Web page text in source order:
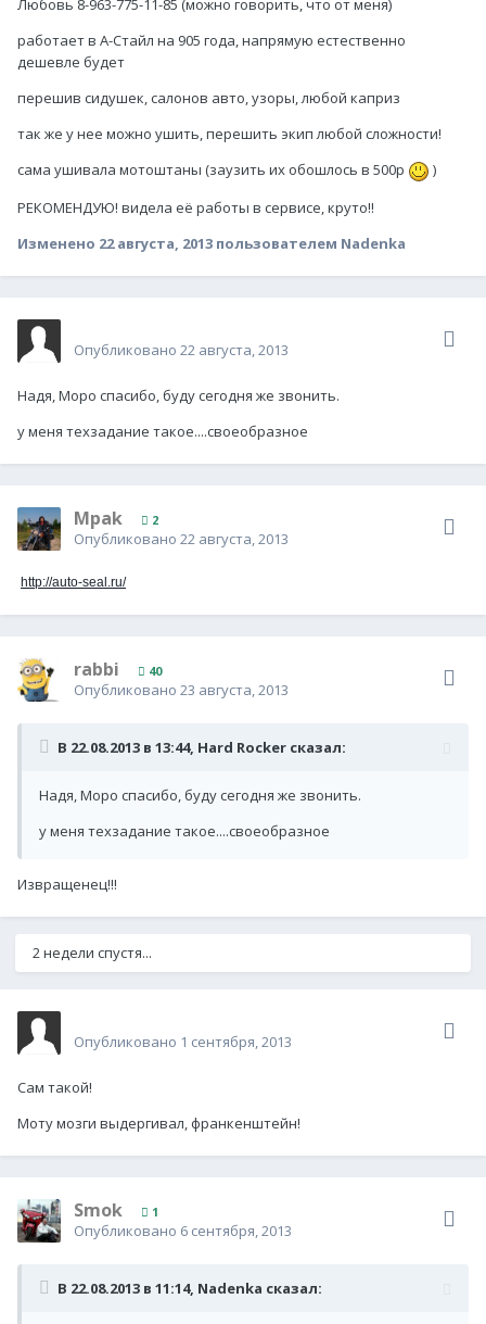
Любовь 8-963-775-11-85 (можно говорить, что от меня)
работает в А-Стайл на 905 года, напрямую естественно
дешевле будет
перешив сидушек, салонов авто, узоры, любой каприз
так же у нее можно ушить, перешить экип любой сложности!
сама ушивала мотоштаны (заузить их обошлось в 500р
)
РЕКОМЕНДУЮ! видела её работы в сервисе, круто!!
Изменено 22 августа, 2013 пользователем Nadenka
Опубликовано 22 августа, 2013
Надя, Моро спасибо, буду сегодня же звонить.
у меня техзадание такое....своеобразное
Mpak 2
Опубликовано 22 августа, 2013
http://auto-seal.ru/
rabbi 40
Опубликовано 23 августа, 2013
В 22.08.2013 в 13:44, Hard Rocker сказал:
Надя, Моро спасибо, буду сегодня же звонить.
у меня техзадание такое....своеобразное
Извращенец!!!
2 недели спустя...
Опубликовано 1 сентября, 2013
Сам такой!
Моту мозги выдергивал, франкенштейн!
Smok 1
Опубликовано 6 сентября, 2013
В 22.08.2013 в 11:14, Nadenka сказал: